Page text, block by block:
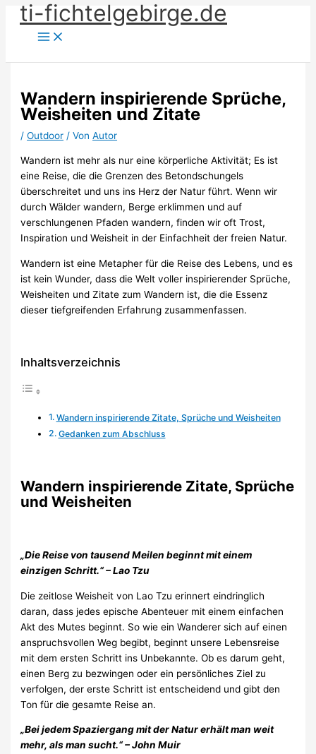
Zum
Inhalt
springen
ti-fichtelgebirge.de
Wandern inspirierende Sprüche,
Weisheiten und Zitate
/Outdoor / VonAutor
Wandern ist mehr als nur eine körperliche Aktivität; Es ist
eine Reise, die die Grenzen des Betondschungels
überschreitet und uns ins Herz der Natur führt. Wenn wir
durch Wälder wandern, Berge erklimmen und auf
verschlungenen Pfaden wandern, finden wir oft Trost,
Inspiration und Weisheit in der Einfachheit der freien Natur.
Wandern ist eine Metapher für die Reise des Lebens, und es
ist kein Wunder, dass die Welt voller inspirierender Sprüche,
Weisheiten und Zitate zum Wandern ist, die die Essenz
dieser tiefgreifenden Erfahrung zusammenfassen.
Inhaltsverzeichnis
Wandern inspirierende Zitate, Sprüche und Weisheiten
Gedanken zum Abschluss
Wandern inspirierende Zitate, Sprüche
und Weisheiten
„Die Reise von tausend Meilen beginnt mit einem
einzigen Schritt.“ – Lao Tzu
Die zeitlose Weisheit von Lao Tzu erinnert eindringlich
daran, dass jedes epische Abenteuer mit einem einfachen
Akt des Mutes beginnt. So wie ein Wanderer sich auf einen
anspruchsvollen Weg begibt, beginnt unsere Lebensreise
mit dem ersten Schritt ins Unbekannte. Ob es darum geht,
einen Berg zu bezwingen oder ein persönliches Ziel zu
verfolgen, der erste Schritt ist entscheidend und gibt den
Ton für die gesamte Reise an.
„Bei jedem Spaziergang mit der Natur erhält man weit
mehr, als man sucht.“ – John Muir